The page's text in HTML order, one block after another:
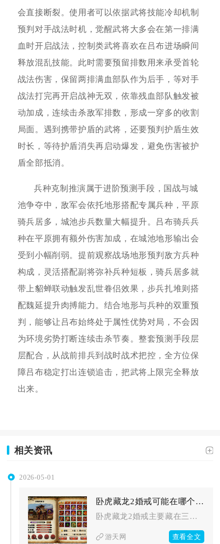
会直接断裂。使用者可以依据武将技能冷却机制
预判对手战法时机，觉醒武将大多会在第一排满
血时开启战法，控制类武将喜欢在吕布进场瞬间
释放混乱技能。此时需要预留排数用来承受首轮
战法伤害，保留两排满血部队作为后手，等对手
战法打完再开启战神无双，依靠残血部队触发被
动加成，连续击杀敌军排数，形成一穿多的收割
局面。遇到携带护盾的武将，还要预判护盾生效
时长，等待护盾消失再启动爆发，避免伤害被护
盾全部抵消。
兵种克制推演属于进阶预测手段，国战与城
池争夺中，敌军会依托地形搭配专属兵种，平原
骑兵居多，城池步兵数量大幅提升。吕布骑兵兵
种在平原拥有额外伤害加成，在城池地形输出会
受到小幅削弱。提前观察战场地形预判敌方兵种
构成，灵活搭配副将弥补兵种短板，骑兵居多就
带上貂蝉联动触发乱世眷侣效果，步兵扎堆则搭
配魏延提升肉搏能力。结合地形与兵种的双重预
判，能够让吕布始终处于属性优势对局，不会因
为环境劣势打断连续击杀节奏。整套预测手段层
层配合，从战前排兵到战时战术把控，全方位保
障吕布稳定打出连锁追击，把武将上限完全释放
出来。
相关资讯
2026-05-01
卧虎藏龙2婚戒可能在哪个角落
卧虎藏龙2婚戒主要藏在三大阵营主城月老处的任务交付点、婚礼现...
游天网 查看全文